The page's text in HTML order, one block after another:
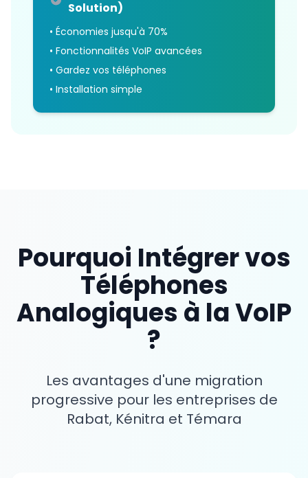
Solution)
• Économies jusqu'à 70%
• Fonctionnalités VoIP avancées
• Gardez vos téléphones
• Installation simple
Pourquoi Intégrer vos
Téléphones
Analogiques à la VoIP
?
Les avantages d'une migration
progressive pour les entreprises de
Rabat, Kénitra et Témara